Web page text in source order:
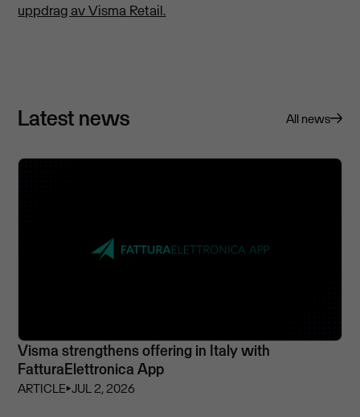
uppdrag av Visma Retail.
Latest news All news
Visma strengthens offering in Italy with
FatturaElettronica App
ARTICLE⏵JUL 2, 2026